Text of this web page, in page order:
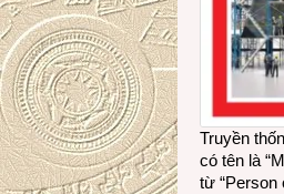
Truyền
có tên là
từ “Person